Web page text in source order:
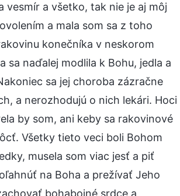
vesmír a všetko, tak nie je aj môj
a mala som sa z toho
konečníka v neskorom
sa naďalej modlila k Bohu, jedla a
sa jej choroba zázračne
a nerozhodujú o nich lekári. Hoci
by som, ani keby sa rakovinové
Všetky tieto veci boli Bohom
musela som viac jesť a piť
na Boha a prežívať Jeho
bohabojné srdce a